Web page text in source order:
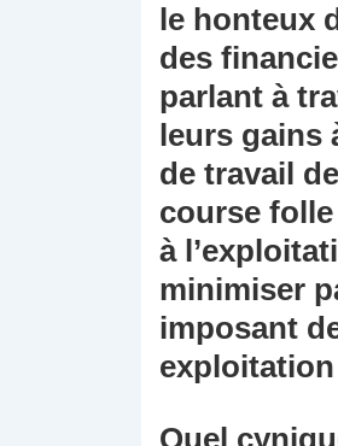
le honteux
des
parlant à
leurs gains
de travail
course folle
à
minimiser
imposant
exploitation
Quel